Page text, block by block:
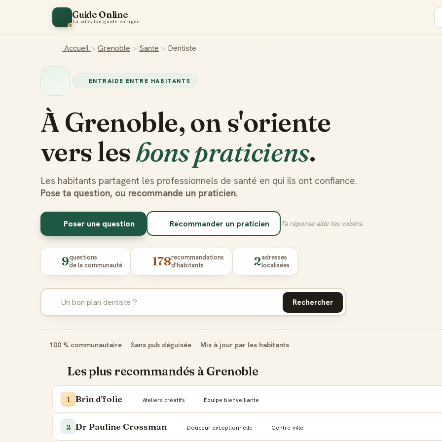
Guide Online
Ta ville, ton guide en ligne
Accueil > Grenoble > Sante > Dentiste
ENTRAIDE ENTRE HABITANTS
À Grenoble, on s'oriente
vers lesbons praticiens.
Les habitants partagent les professionnels de santé en qui ils ont confiance.
Pose ta question, ou recommande un praticien.
Poser une question Recommander un praticien Ta réponse aide tes voisins.
9questions
de la communauté
178recommandations
d'habitants
2adresses
localisées
Rechercher
100 % communautaire Sans pub déguisée Mis à jour par les habitants
Les plus recommandés à Grenoble
1 Brin d'folie Ateliers créatifs Équipe bienveillante
2 Dr Pauline Crossman Douceur exceptionnelle Centre-ville